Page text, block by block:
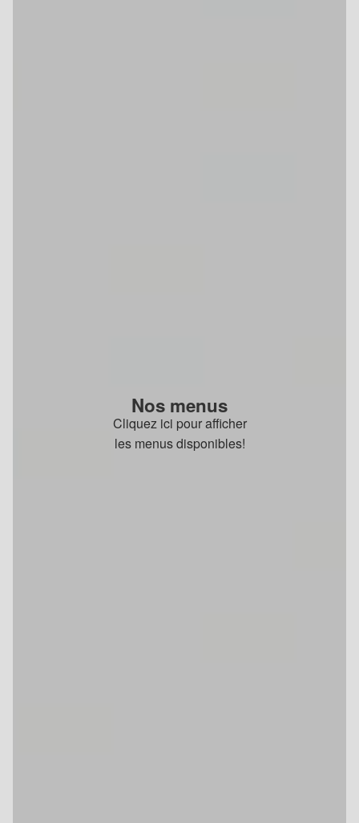
Nos menus
Cliquez ici pour afficher
les menus disponibles!